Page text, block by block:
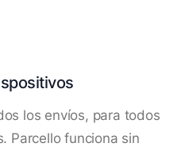
los envíos, para todos
Parcello funciona sin